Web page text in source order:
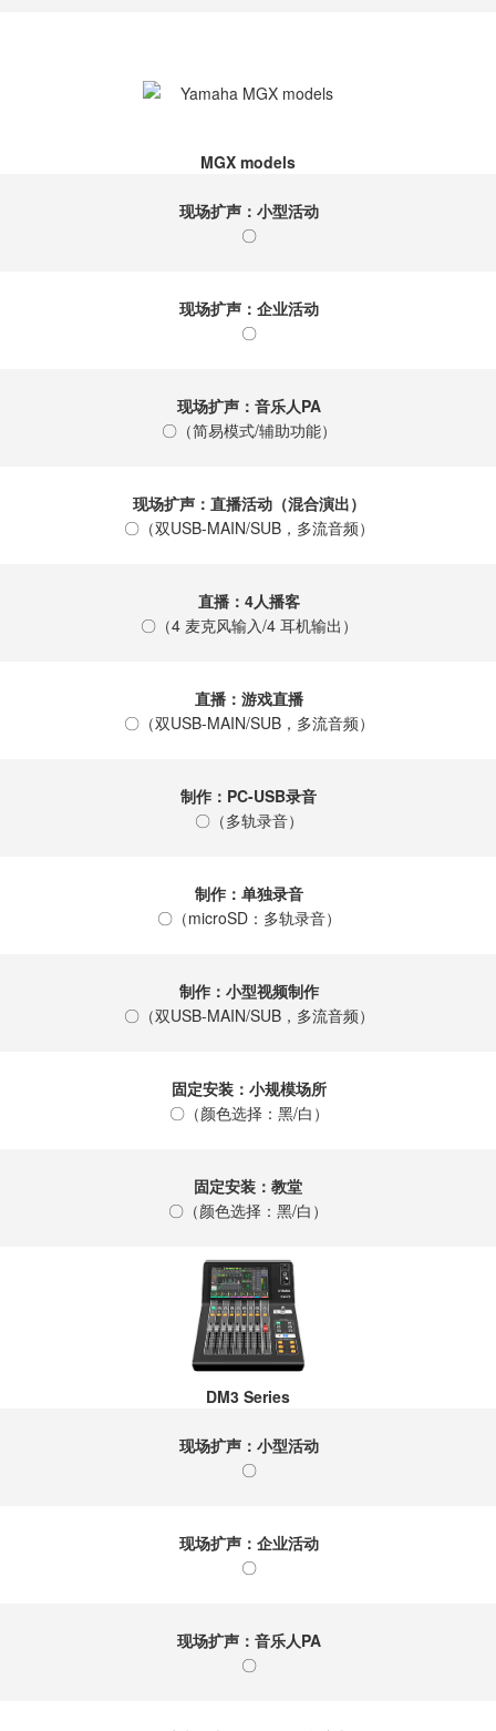
MGX models
现场扩声：小型活动
〇
现场扩声：企业活动
〇
现场扩声：音乐人PA
〇（简易模式/辅助功能）
现场扩声：直播活动（混合演出）
〇（双USB-MAIN/SUB，多流音频）
直播：4人播客
〇（4 麦克风输入/4 耳机输出）
直播：游戏直播
〇（双USB-MAIN/SUB，多流音频）
制作：PC-USB录音
〇（多轨录音）
制作：单独录音
〇（microSD：多轨录音）
制作：小型视频制作
〇（双USB-MAIN/SUB，多流音频）
固定安装：小规模场所
〇（颜色选择：黑/白）
固定安装：教堂
〇（颜色选择：黑/白）
DM3 Series
现场扩声：小型活动
〇
现场扩声：企业活动
〇
现场扩声：音乐人PA
〇